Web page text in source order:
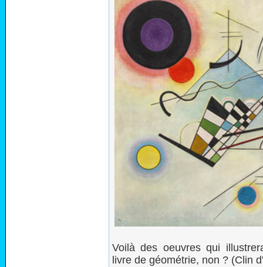
Voilà des oeuvres qui
livre de géométrie, non ? (Clin